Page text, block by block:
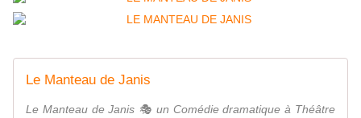
Le Manteau de Janis
Le Manteau de Janis 🎭 un Comédie dramatique à Théâtre